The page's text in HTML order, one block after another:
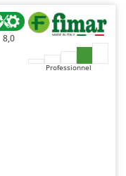
8,0
Professionnel